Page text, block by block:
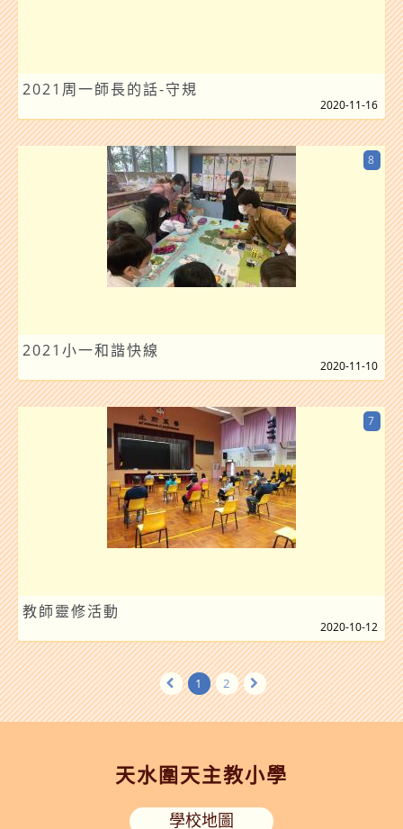
2021周一師長的話-守規
2020-11-16
2021小一和諧快線
8
2020-11-10
教師靈修活動
7
2020-10-12
1 2
天水圍天主教小學
學校地圖